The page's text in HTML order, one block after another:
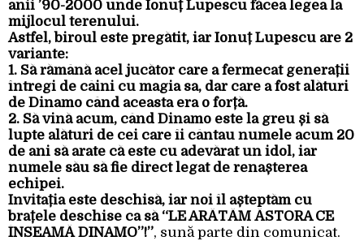
anii ’90-2000 unde Ionuț Lupescu făcea legea la
mijlocul terenului.
Astfel, biroul este pregătit, iar Ionuț Lupescu are 2
variante:
1. Să rămână acel jucător care a fermecat generații
întregi de câini cu magia sa, dar care a fost alături
de Dinamo când aceasta era o forță.
2. Să vină acum, când Dinamo este la greu și să
lupte alături de cei care îi cântau numele acum 20
de ani să arate că este cu adevărat un idol, iar
numele său să fie direct legat de renașterea
echipei.
Invitația este deschisă, iar noi îl așteptăm cu
brațele deschise ca să “LE ARĂTĂM ĂSTORA CE
ÎNSEAMĂ DINAMO”!”, sună parte din comunicat.